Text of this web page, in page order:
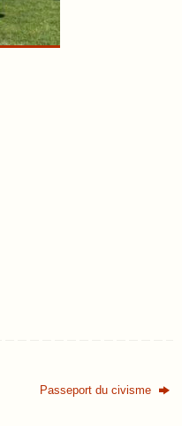
Passeport du civisme